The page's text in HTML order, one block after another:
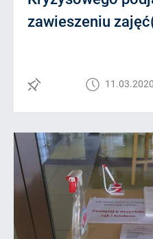
zawieszeniu
11.03.2020